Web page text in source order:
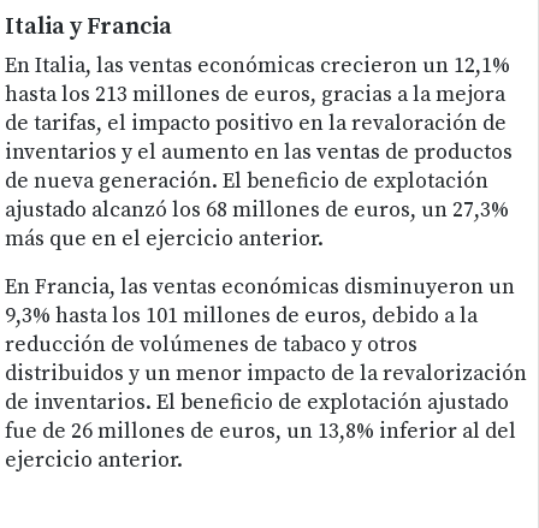
Italia y Francia
En Italia, las ventas económicas crecieron un 12,1%
hasta los 213 millones de euros, gracias a la mejora
de tarifas, el impacto positivo en la revaloración de
inventarios y el aumento en las ventas de productos
de nueva generación. El beneficio de explotación
ajustado alcanzó los 68 millones de euros, un 27,3%
más que en el ejercicio anterior.
En Francia, las ventas económicas disminuyeron un
9,3% hasta los 101 millones de euros, debido a la
reducción de volúmenes de tabaco y otros
distribuidos y un menor impacto de la revalorización
de inventarios. El beneficio de explotación ajustado
fue de 26 millones de euros, un 13,8% inferior al del
ejercicio anterior.